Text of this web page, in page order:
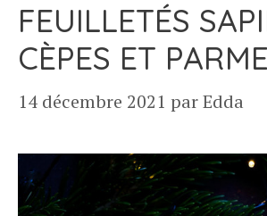
FEUILLETÉS
CÈPES ET
14 décembre 2021 parEdda